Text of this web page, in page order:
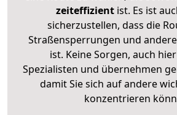
zeiteffizientist. Es ist
sicherzustellen, dass die
Straßensperrungen und
ist. Keine Sorgen, auch
Spezialisten und übernehmen
damit Sie sich auf andere
konzentrieren